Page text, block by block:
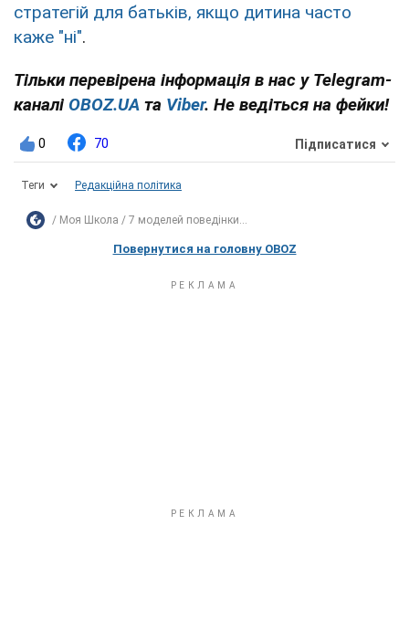
стратегій для батьків, якщо дитина часто
каже "ні".
Тільки перевірена інформація в нас у Telegram-
каналі OBOZ.UA та Viber. Не ведіться на фейки!
0 70 Підписатися
Теги Редакційна політика
Моя Школа 7 моделей поведінки...
Повернутися на головну OBOZ